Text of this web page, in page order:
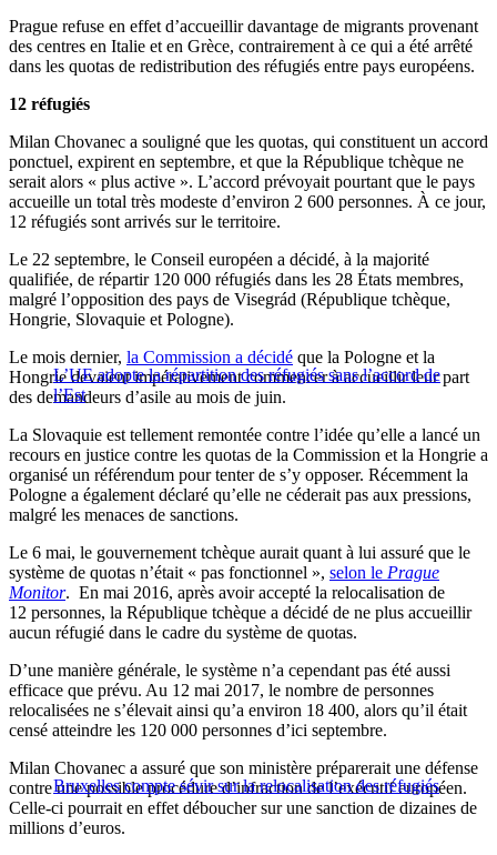
Prague refuse en effet d’accueillir davantage de migrants provenant
des centres en Italie et en Grèce, contrairement à ce qui a été arrêté
dans les quotas de redistribution des réfugiés entre pays européens.
12 réfugiés
Milan Chovanec a souligné que les quotas, qui constituent un accord
ponctuel, expirent en septembre, et que la République tchèque ne
serait alors « plus active ». L’accord prévoyait pourtant que le pays
accueille un total très modeste d’environ 2 600 personnes. À ce jour,
12 réfugiés sont arrivés sur le territoire.
Le 22 septembre, le Conseil européen a décidé, à la majorité
qualifiée, de répartir 120 000 réfugiés dans les 28 États membres,
malgré l’opposition des pays de Visegrád (République tchèque,
Hongrie, Slovaquie et Pologne).
L’UE adopte la répartition des réfugiés sans l’accord de
l’Est
Le mois dernier, la Commission a décidé que la Pologne et la
Hongrie devaient impérativement commencer à accueillir leur part
des demandeurs d’asile au mois de juin.
La Slovaquie est tellement remontée contre l’idée qu’elle a lancé un
recours en justice contre les quotas de la Commission et la Hongrie a
organisé un référendum pour tenter de s’y opposer. Récemment la
Pologne a également déclaré qu’elle ne céderait pas aux pressions,
malgré les menaces de sanctions.
Le 6 mai, le gouvernement tchèque aurait quant à lui assuré que le
système de quotas n’était « pas fonctionnel », selon le Prague
Monitor. En mai 2016, après avoir accepté la relocalisation de
12 personnes, la République tchèque a décidé de ne plus accueillir
aucun réfugié dans le cadre du système de quotas.
D’une manière générale, le système n’a cependant pas été aussi
efficace que prévu. Au 12 mai 2017, le nombre de personnes
relocalisées ne s’élevait ainsi qu’a environ 18 400, alors qu’il était
censé atteindre les 120 000 personnes d’ici septembre.
Bruxelles compte sévir sur la relocalisation des réfugiés
Milan Chovanec a assuré que son ministère préparerait une défense
contre une possible procédure d’infraction de l’exécutif européen.
Celle-ci pourrait en effet déboucher sur une sanction de dizaines de
millions d’euros.